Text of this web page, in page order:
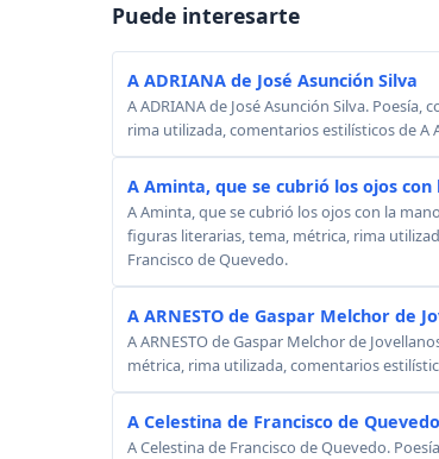
Puede interesarte
A ADRIANA de José Asunción Silva
A ADRIANA de José Asunción Silva.
rima utilizada, comentarios estilísticos de A
A Aminta, que se cubrió los ojos
A Aminta, que se cubrió los ojos con la
figuras literarias, tema, métrica, rima
Francisco de Quevedo.
A ARNESTO de Gaspar Melchor de
A ARNESTO de Gaspar Melchor de
métrica, rima utilizada, comentarios
A Celestina de Francisco de Quevedo
A Celestina de Francisco de Quevedo.